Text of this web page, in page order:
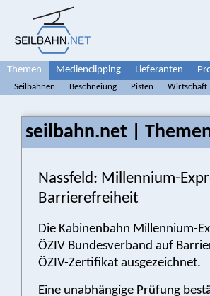
Themen Medienclipping Lieferanten
Seilbahnen Beschneiung Pisten Wirtschaft
seilbahn.net |
Nassfeld: Millennium-
Barrierefreiheit
Die Kabinenbahn Millennium-
ÖZIV Bundesverband auf
ÖZIV-Zertifikat ausgezeichnet.
Eine unabhängige Prüfung